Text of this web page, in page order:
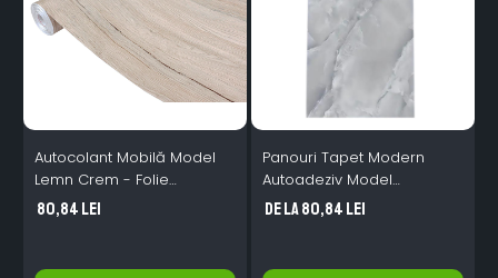
Autocolant Mobilă Model
Lemn Crem - Folie
Autoadezivă Decorativă
din PVC, Ideală pentru
cm
80,84 Lei
Panouri Tapet Modern
Autoadeziv Model
Marmura, Impermeabil,
Izolator, Gri, 60x30 cm
de la 80,84 Lei